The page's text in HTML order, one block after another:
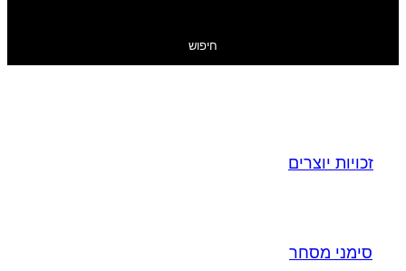
חיפוש
זכויות יוצרים
סימני מסחר